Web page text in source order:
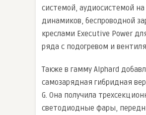
системой, аудиосистемой на
динамиков, беспроводной
креслами Executive Power
ряда с подогревом и
Также в гамму Alphard
самозарядная гибридная
G. Она получила
светодиодные фары,